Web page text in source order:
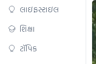
લાઇફસ્ટાઇલ
શિક્ષા
ટૉપિક